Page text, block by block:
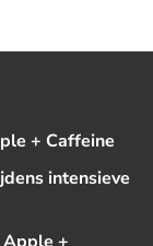
+ Caffeine
intensieve